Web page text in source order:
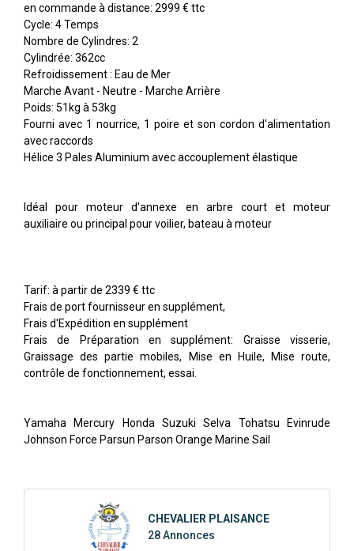
en commande à distance: 2999 € ttc
Cycle: 4 Temps
Nombre de Cylindres: 2
Cylindrée: 362cc
Refroidissement : Eau de Mer
Marche Avant - Neutre - Marche Arrière
Poids: 51kg à 53kg
Fourni avec 1 nourrice, 1 poire et son cordon d'alimentation
avec raccords
Hélice 3 Pales Aluminium avec accouplement élastique
Idéal pour moteur d'annexe en arbre court et moteur
auxiliaire ou principal pour voilier, bateau à moteur
Tarif: à partir de 2339 € ttc
Frais de port fournisseur en supplément,
Frais d'Expédition en supplément
Frais de Préparation en supplément: Graisse visserie,
Graissage des partie mobiles, Mise en Huile, Mise route,
contrôle de fonctionnement, essai.
Yamaha Mercury Honda Suzuki Selva Tohatsu Evinrude
Johnson Force Parsun Parson Orange Marine Sail
CHEVALIER PLAISANCE
28 Annonces